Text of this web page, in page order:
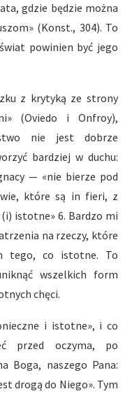
gdzie będzie można
(Konst., 304). To
powinien być jego
z krytyką ze strony
(Oviedo i Onfroy),
nie jest dobrze
bardziej w duchu:
— «nie bierze pod
które są in fieri, z
istotne» 6. Bardzo mi
na rzeczy, które
tego, co istotne. To
wszelkich form
chęci.
i istotne», i co
przed oczyma, po
Boga, naszego Pana:
drogą do Niego». Tym